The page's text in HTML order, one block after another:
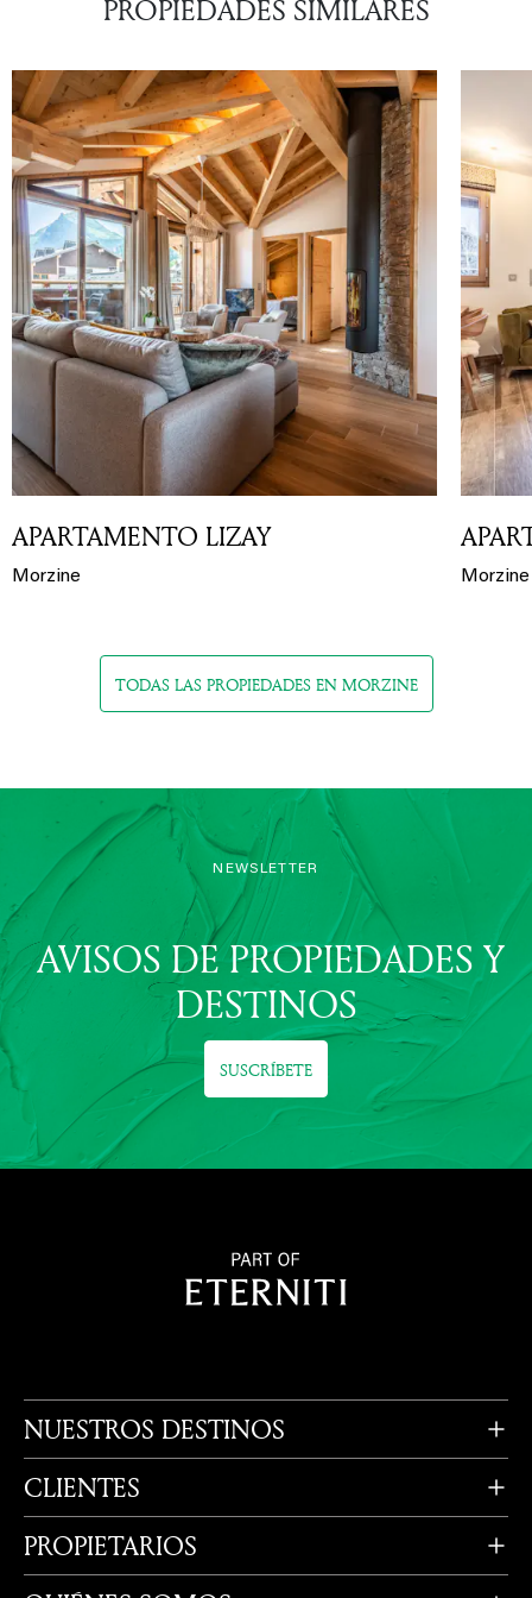
PROPIEDADES SIMILARES
APARTAMENTO LIZAY
Morzine Morzine
TODAS LAS PROPIEDADES EN MORZINE
NEWSLETTER
AVISOS DE PROPIEDADES Y
DESTINOS
SUSCRÍBETE
NUESTROS DESTINOS
CLIENTES
PROPIETARIOS